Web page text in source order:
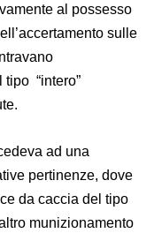
al possesso
sulle
tipo “intero”
ad una
pertinenze, dove
da caccia del tipo
munizionamento